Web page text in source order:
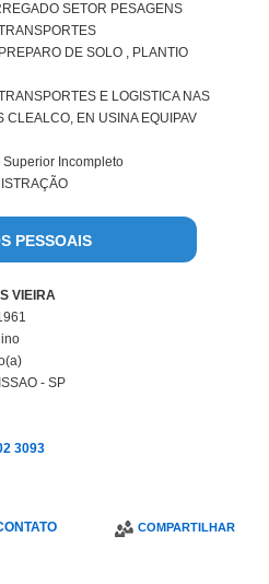
SETOR PESAGENS
DE SOLO , PLANTIO
E LOGISTICA NAS
CLEALCO, EN USINA EQUIPAV
Superior Incompleto
PESSOAIS
VIEIRA
- SP
3093
COMPARTILHAR